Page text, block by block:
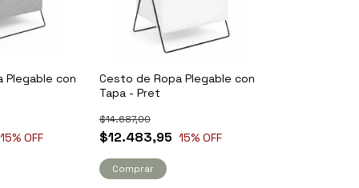
Plegable con
15% OFF
Cesto de Ropa Plegable con
Tapa - Pret
$12.483,95
$14.687,00
15% OFF
Comprar